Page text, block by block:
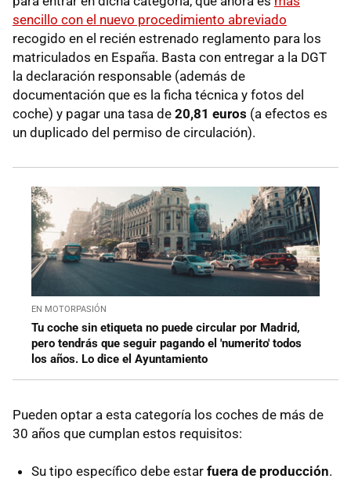
sencillo con el nuevo procedimiento abreviado
recogido en el recién estrenado reglamento para los
matriculados en España. Basta con entregar a la DGT
la declaración responsable (además de
documentación que es la ficha técnica y fotos del
coche) y pagar una tasa de 20,81 euros (a efectos es
un duplicado del permiso de circulación).
EN MOTORPASIÓN
Tu coche sin etiqueta no puede circular por Madrid,
pero tendrás que seguir pagando el 'numerito' todos
los años. Lo dice el Ayuntamiento
Pueden optar a esta categoría los coches de más de
30 años que cumplan estos requisitos:
Su tipo específico debe estar fuera de producción.